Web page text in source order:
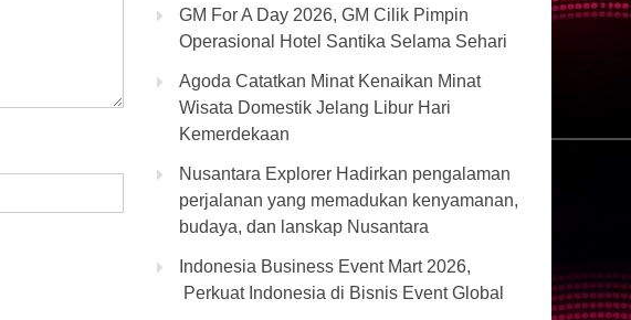
GM For A Day 2026, GM Cilik Pimpin
Operasional Hotel Santika Selama Sehari
Agoda Catatkan Minat Kenaikan Minat
Wisata Domestik Jelang Libur Hari
Kemerdekaan
Nusantara Explorer Hadirkan pengalaman
perjalanan yang memadukan kenyamanan,
budaya, dan lanskap Nusantara
Indonesia Business Event Mart 2026,
Perkuat Indonesia di Bisnis Event Global